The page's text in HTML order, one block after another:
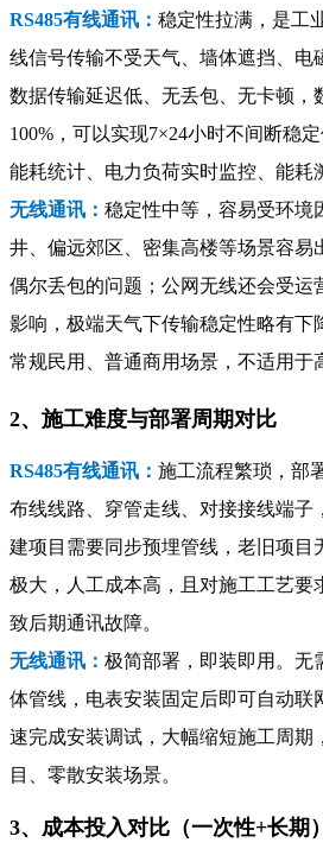
RS485有线通讯： 稳定性拉满，是工
线信号传输不受天气、墙体遮挡、电
数据传输延迟低、无丢包、无卡顿，
100%，可以实现7×24小时不间断稳
能耗统计、电力负荷实时监控、能耗
无线通讯： 稳定性中等，容易受环境
井、偏远郊区、密集高楼等场景容易
偶尔丢包的问题；公网无线还会受运
影响，极端天气下传输稳定性略有下
常规民用、普通商用场景，不适用于
2、施工难度与部署周期对比
RS485有线通讯： 施工流程繁琐，部
布线线路、穿管走线、对接接线端子
建项目需要同步预埋管线，老旧项目
极大，人工成本高，且对施工工艺要
致后期通讯故障。
无线通讯： 极简部署，即装即用。无
体管线，电表安装固定后即可自动联
速完成安装调试，大幅缩短施工周期
目、零散安装场景。
3、成本投入对比（一次性+长期）